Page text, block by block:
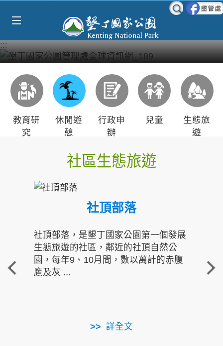
:::
教育研
究
休閒遊
憩
行政申
辦
兒童
生態旅
遊
社區生態旅遊
社頂部落
社頂部落，是墾丁國家公園第一個發展
生態旅遊的社區，鄰近的社頂自然公
園，每年9、10月間，數以萬計的赤腹
鷹及灰 ...
詳全文
重
走進